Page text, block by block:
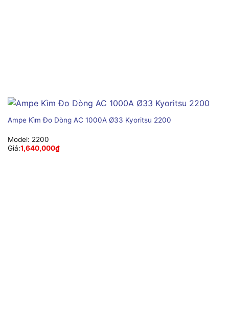
Ampe Kìm Đo Dòng AC 1000A Ø33 Kyoritsu 2200
Model: 2200
Giá:1,640,000₫